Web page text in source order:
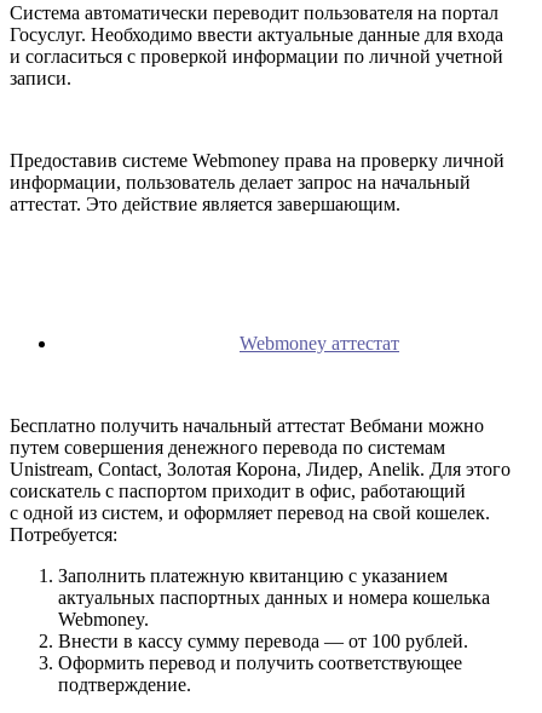
Система автоматически переводит пользователя на портал
Госуслуг. Необходимо ввести актуальные данные для входа
и согласиться с проверкой информации по личной учетной
записи.
Предоставив системе Webmoney права на проверку личной
информации, пользователь делает запрос на начальный
аттестат. Это действие является завершающим.
Webmoney аттестат
Бесплатно получить начальный аттестат Вебмани можно
путем совершения денежного перевода по системам
Unistream, Contact, Золотая Корона, Лидер, Anelik. Для этого
соискатель с паспортом приходит в офис, работающий
с одной из систем, и оформляет перевод на свой кошелек.
Потребуется:
Заполнить платежную квитанцию с указанием
актуальных паспортных данных и номера кошелька
Webmoney.
Внести в кассу сумму перевода — от 100 рублей.
Оформить перевод и получить соответствующее
подтверждение.